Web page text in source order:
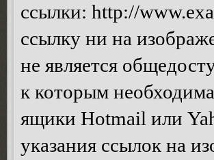
ссылки: http://
ссылку ни на
не является
к которым
ящики Hotmail или
указания ссылок на